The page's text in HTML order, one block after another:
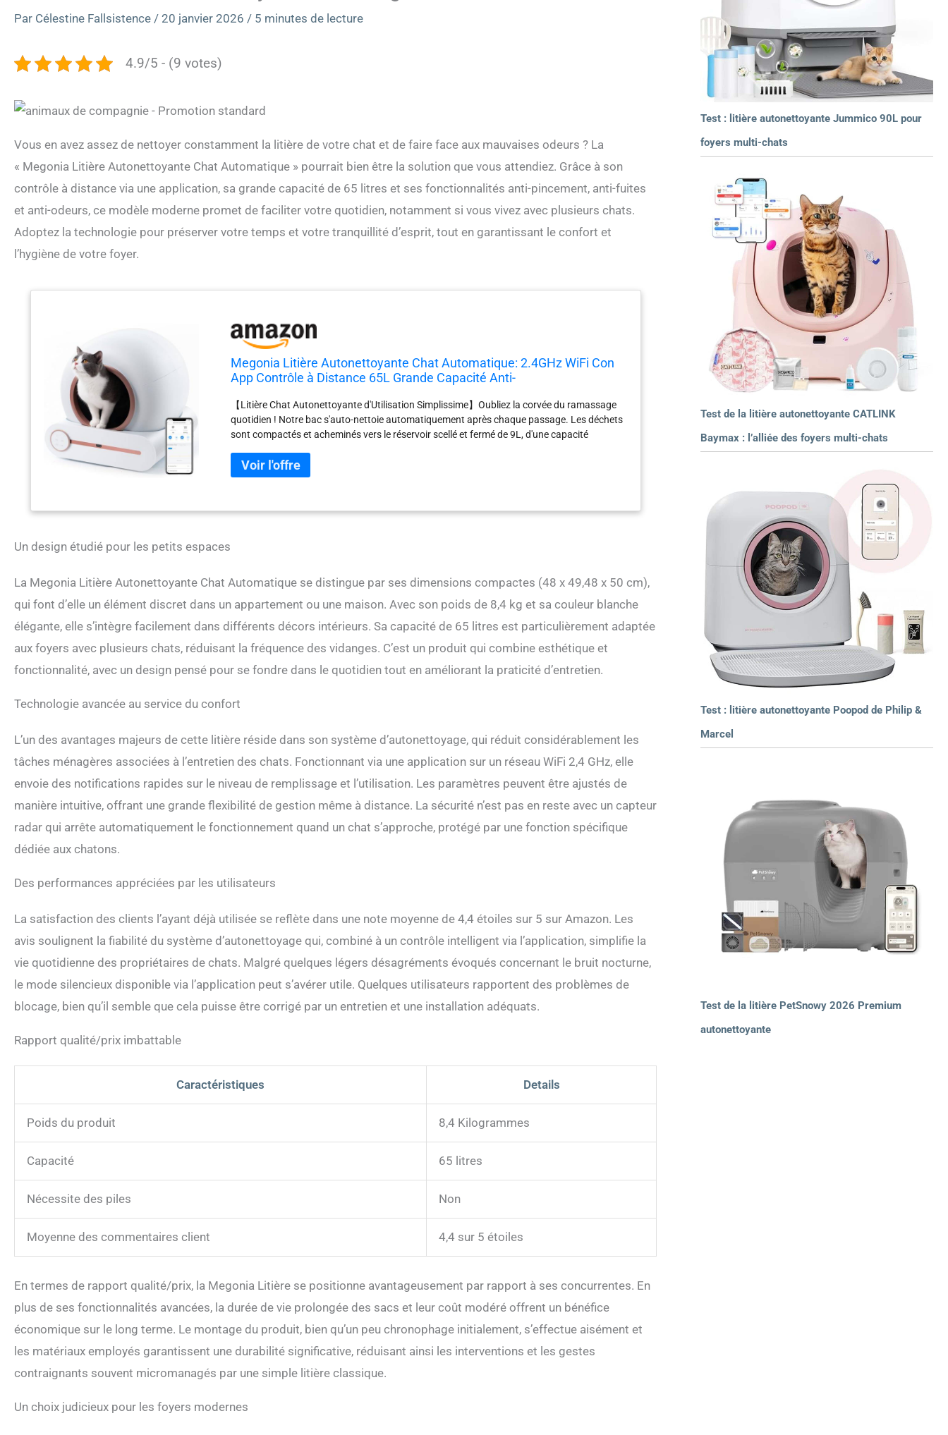
Par Célestine Fallsistence / 20 janvier 2026 / 5 minutes de lecture
4.9/5 - (9 votes)
Vous en avez assez de nettoyer constamment la litière de votre chat et de faire face aux mauvaises odeurs ? La
« Megonia Litière Autonettoyante Chat Automatique » pourrait bien être la solution que vous attendiez. Grâce à son
contrôle à distance via une application, sa grande capacité de 65 litres et ses fonctionnalités anti-pincement, anti-fuites
et anti-odeurs, ce modèle moderne promet de faciliter votre quotidien, notamment si vous vivez avec plusieurs chats.
Adoptez la technologie pour préserver votre temps et votre tranquillité d’esprit, tout en garantissant le confort et
l’hygiène de votre foyer.
Megonia Litière Autonettoyante Chat Automatique: 2.4GHz WiFi Con
App Contrôle à Distance 65L Grande Capacité Anti-
Appartemen Maison
【Litière Chat Autonettoyante d'Utilisation Simplissime】​Oubliez la corvée du ramassage
quotidien ! Notre bac ​​s'auto-nettoie automatiquement​​ après chaque passage. Les déchets
sont compactés et acheminés vers le ​​réservoir scellé et fermé de 9L​​, d'une capacité
libération pour les ​​propriétaires urbains pressés 【Contrôle Multifonction Intelligent et
Remote par Application】Pilotez entièrement votre litiere automatique pour chat depuis
des heures fixes, activez la ​​purification​​ ou lancez un ​​changement de sable​​ instantané. Un
grand bac à déchets de 9L​​, ce design est la solution ultime pour les ​​foyers multi-chats​​
exigeants 【Protection de Sécurité Intégrale Anti-Pincement】La sécurité de votre chat est
protégé par ​​4 capteurs de poids haute sensibilité​​. Le cycle de ​​nettoyage automatique
démarre 3 minutes après que le chat a quitté​​ la litière (délai réglable). Surtout, si le chat
entre à nouveau, ​​le nettoyage s'arrête immédiatement​​, assurant une protection absolue
contre tout risque 【Système de Destruction des Odeurs Haute Performance】Finis les
mauvaises odeurs dans la maison !Cette maison de toilette chat autonettoyante est dotée
Profitez d'un air constamment frais dans votre ​​appartement​​ ou studio
Un design étudié pour les petits espaces
La Megonia Litière Autonettoyante Chat Automatique se distingue par ses dimensions compactes (48 x 49,48 x 50 cm),
qui font d’elle un élément discret dans un appartement ou une maison. Avec son poids de 8,4 kg et sa couleur blanche
élégante, elle s’intègre facilement dans différents décors intérieurs. Sa capacité de 65 litres est particulièrement adaptée
aux foyers avec plusieurs chats, réduisant la fréquence des vidanges. C’est un produit qui combine esthétique et
fonctionnalité, avec un design pensé pour se fondre dans le quotidien tout en améliorant la praticité d’entretien.
Technologie avancée au service du confort
L’un des avantages majeurs de cette litière réside dans son système d’autonettoyage, qui réduit considérablement les
tâches ménagères associées à l’entretien des chats. Fonctionnant via une application sur un réseau WiFi 2,4 GHz, elle
envoie des notifications rapides sur le niveau de remplissage et l’utilisation. Les paramètres peuvent être ajustés de
manière intuitive, offrant une grande flexibilité de gestion même à distance. La sécurité n’est pas en reste avec un capteur
radar qui arrête automatiquement le fonctionnement quand un chat s’approche, protégé par une fonction spécifique
dédiée aux chatons.
Des performances appréciées par les utilisateurs
La satisfaction des clients l’ayant déjà utilisée se reflète dans une note moyenne de 4,4 étoiles sur 5 sur Amazon. Les
avis soulignent la fiabilité du système d’autonettoyage qui, combiné à un contrôle intelligent via l’application, simplifie la
vie quotidienne des propriétaires de chats. Malgré quelques légers désagréments évoqués concernant le bruit nocturne,
le mode silencieux disponible via l’application peut s’avérer utile. Quelques utilisateurs rapportent des problèmes de
blocage, bien qu’il semble que cela puisse être corrigé par un entretien et une installation adéquats.
Rapport qualité/prix imbattable
Caractéristiques Details
Poids du produit 8,4 Kilogrammes
Capacité 65 litres
Nécessite des piles Non
Moyenne des commentaires client 4,4 sur 5 étoiles
En termes de rapport qualité/prix, la Megonia Litière se positionne avantageusement par rapport à ses concurrentes. En
plus de ses fonctionnalités avancées, la durée de vie prolongée des sacs et leur coût modéré offrent un bénéfice
économique sur le long terme. Le montage du produit, bien qu’un peu chronophage initialement, s’effectue aisément et
les matériaux employés garantissent une durabilité significative, réduisant ainsi les interventions et les gestes
contraignants souvent micromanagés par une simple litière classique.
Un choix judicieux pour les foyers modernes
Test : litière autonettoyante Jummico 90L pour
foyers multi-chats
Test de la litière autonettoyante CATLINK
Baymax : l’alliée des foyers multi-chats
Test : litière autonettoyante Poopod de Philip &
Marcel
Test de la litière PetSnowy 2026 Premium
autonettoyante